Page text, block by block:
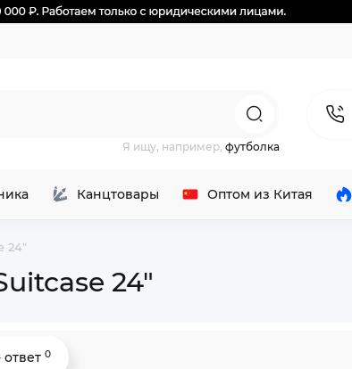
Я ищу, например, футболка
Канцтовары Оптом из Китая
24"
24"
0